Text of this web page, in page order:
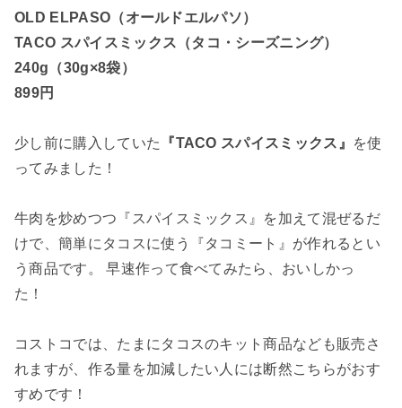
OLD ELPASO（オールドエルパソ）
TACO スパイスミックス（タコ・シーズニング）
240g（30g×8袋）
899円
少し前に購入していた 『TACO スパイスミックス』
を使
ってみました！
牛肉を炒めつつ『スパイスミックス』を加えて混ぜるだ
けで、簡単にタコスに使う『タコミート』が作れるとい
う商品です。 早速作って食べてみたら、おいしかっ
た！
コストコでは、たまにタコスのキット商品なども販売さ
れますが、作る量を加減したい人には断然こちらがおす
すめです！